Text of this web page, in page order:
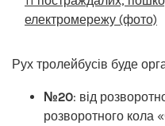
електромережу (фото)
Рух тролейбусів буде
№20: від
розворотного кола